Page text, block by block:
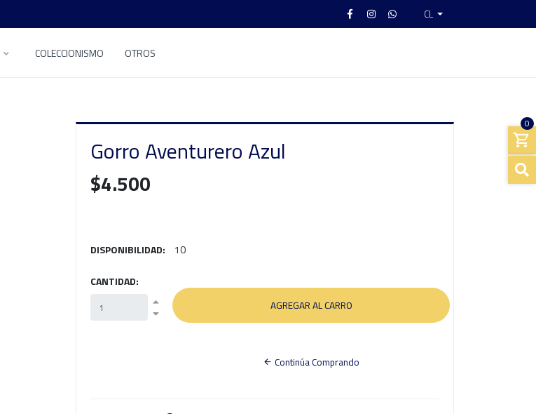
CL
COLECCIONISMO OTROS
0
Gorro Aventurero Azul
$4.500
DISPONIBILIDAD: 10
CANTIDAD:
Continúa Comprando